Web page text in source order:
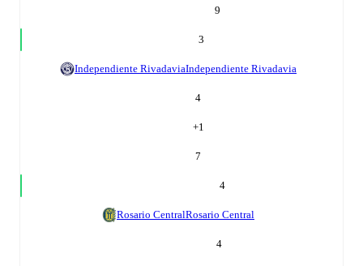
9
3
Independiente RivadaviaIndependiente Rivadavia
4
+1
7
4
Rosario CentralRosario Central
4